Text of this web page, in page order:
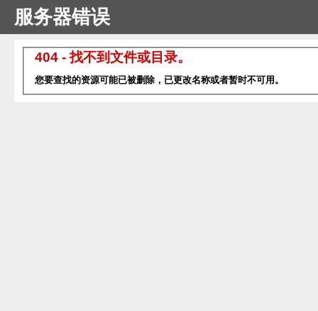
服务器错误
404 - 找不到文件或目录。
您要查找的资源可能已被删除，已更改名称或者暂时不可用。